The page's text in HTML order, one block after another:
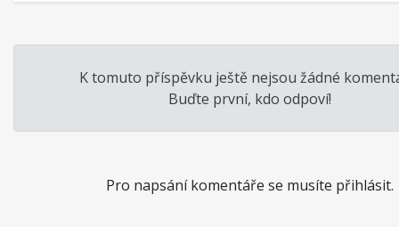
K tomuto příspěvku ještě nejsou žádné
Buďte první, kdo odpoví!
Pro napsání komentáře se musíte přihlásit.